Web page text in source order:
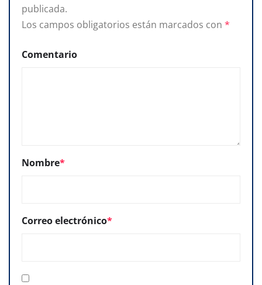
publicada.
Los campos obligatorios están marcados con *
Comentario
Nombre*
Correo electrónico*